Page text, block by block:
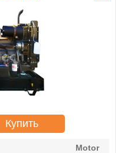
Купить
Motor